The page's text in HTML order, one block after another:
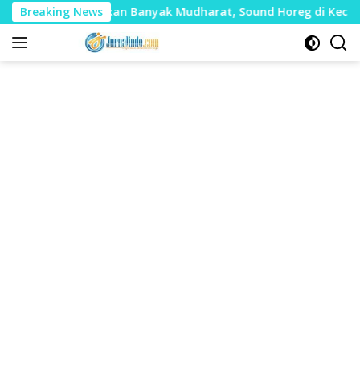
Langsung
ke
konten
Breaking News
Timbulkan Banyak Mudharat, Sound Horeg di Kecamatan